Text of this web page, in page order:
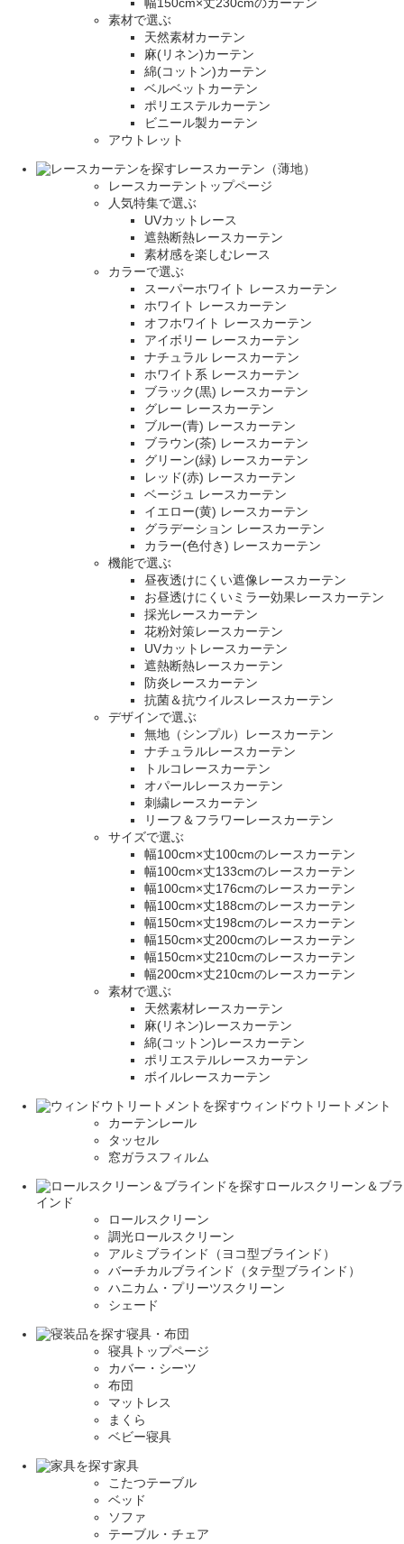
素材で選ぶ
天然素材カーテン
麻(リネン)カーテン
綿(コットン)カーテン
ベルベットカーテン
ポリエステルカーテン
ビニール製カーテン
アウトレット
レースカーテン（薄地）
レースカーテントップページ
人気特集で選ぶ
UVカットレース
遮熱断熱レースカーテン
素材感を楽しむレース
カラーで選ぶ
スーパーホワイト レースカーテン
ホワイト レースカーテン
オフホワイト レースカーテン
アイボリー レースカーテン
ナチュラル レースカーテン
ホワイト系 レースカーテン
ブラック(黒) レースカーテン
グレー レースカーテン
ブルー(青) レースカーテン
ブラウン(茶) レースカーテン
グリーン(緑) レースカーテン
レッド(赤) レースカーテン
ベージュ レースカーテン
イエロー(黄) レースカーテン
グラデーション レースカーテン
カラー(色付き) レースカーテン
機能で選ぶ
昼夜透けにくい遮像レースカーテン
お昼透けにくいミラー効果レースカーテン
採光レースカーテン
花粉対策レースカーテン
UVカットレースカーテン
遮熱断熱レースカーテン
防炎レースカーテン
抗菌＆抗ウイルスレースカーテン
デザインで選ぶ
無地（シンプル）レースカーテン
ナチュラルレースカーテン
トルコレースカーテン
オパールレースカーテン
刺繍レースカーテン
リーフ＆フラワーレースカーテン
サイズで選ぶ
幅100cm×丈100cmのレースカーテン
幅100cm×丈133cmのレースカーテン
幅100cm×丈176cmのレースカーテン
幅100cm×丈188cmのレースカーテン
幅150cm×丈198cmのレースカーテン
幅150cm×丈200cmのレースカーテン
幅150cm×丈210cmのレースカーテン
幅200cm×丈210cmのレースカーテン
素材で選ぶ
天然素材レースカーテン
麻(リネン)レースカーテン
綿(コットン)レースカーテン
ポリエステルレースカーテン
ボイルレースカーテン
ウィンドウトリートメント
カーテンレール
タッセル
窓ガラスフィルム
ロールスクリーン＆ブラ
インド
ロールスクリーン
調光ロールスクリーン
アルミブラインド（ヨコ型ブラインド）
バーチカルブラインド（タテ型ブラインド）
ハニカム・プリーツスクリーン
シェード
寝具・布団
寝具トップページ
カバー・シーツ
布団
マットレス
まくら
ベビー寝具
家具
こたつテーブル
ベッド
ソファ
テーブル・チェア